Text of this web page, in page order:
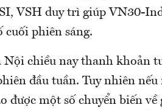
VSH duy trì giúp VN30-
cuối phiên sáng.
Nội chiều nay thanh khoản
đầu tuần. Tuy nhiên
được một số chuyển biến